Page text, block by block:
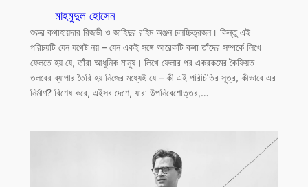
মাহমুদুল হোসেন
শুরুর কথাহায়দার রিজভী ও জাহিদুর রহিম অঞ্জন চলচ্চিত্রজন। কিন্তু এই
পরিচয়টি যেন যথেষ্ট নয় – যেন একই সঙ্গে আরেকটি কথা তাঁদের সম্পর্কে লিখে
ফেলতে হয় যে, তাঁরা আধুনিক মানুষ। লিখে ফেলার পর একরকমের কৈফিয়ত
তলবের ব্যাপার তৈরি হয় নিজের মধ্যেই যে – কী এই পরিচিতির সূত্র, কীভাবে এর
নির্মাণ? বিশেষ করে, এইসব দেশে, যারা উপনিবেশোত্তর,…